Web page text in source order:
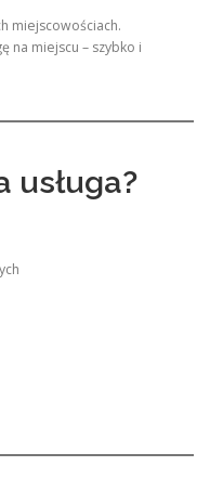
miejscowościach.
na miejscu – szybko i
usługa?